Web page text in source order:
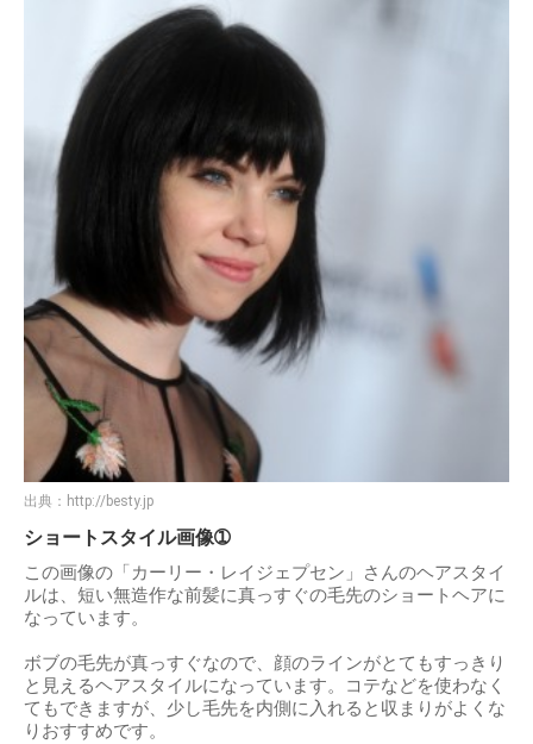
出典： http://besty.jp
ショートスタイル画像➀
この画像の「カーリー・レイジェプセン」さんのヘアスタイ
ルは、短い無造作な前髪に真っすぐの毛先のショートヘアに
なっています。
ボブの毛先が真っすぐなので、顔のラインがとてもすっきり
と見えるヘアスタイルになっています。コテなどを使わなく
てもできますが、少し毛先を内側に入れると収まりがよくな
りおすすめです。